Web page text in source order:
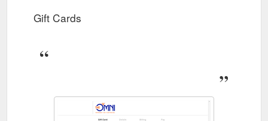
Gift Cards